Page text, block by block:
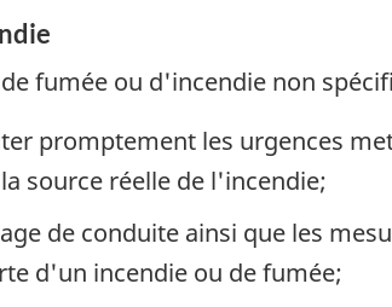
fumée ou d'incendie non
promptement les urgences
source réelle de l'incendie;
de conduite ainsi que les
d'un incendie ou de fumée;